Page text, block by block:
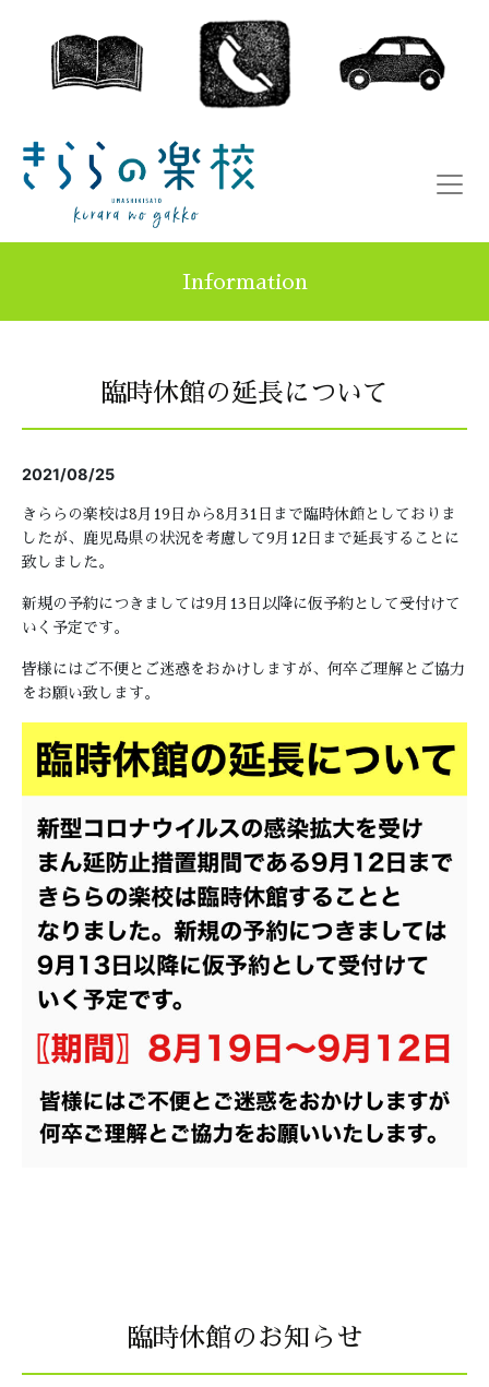
Information
臨時休館の延長について
2021/08/25
きららの楽校は8月19日から8月31日まで臨時休館としておりま
したが、鹿児島県の状況を考慮して9月12日まで延長することに
致しました。
新規の予約につきましては9月13日以降に仮予約として受付けて
いく予定です。
皆様にはご不便とご迷惑をおかけしますが、何卒ご理解とご協力
をお願い致します。
臨時休館のお知らせ